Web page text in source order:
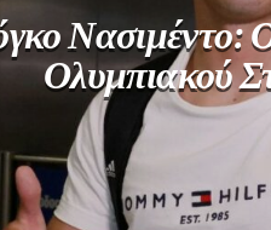
Νασιμέντο:
Ολυμπιακού